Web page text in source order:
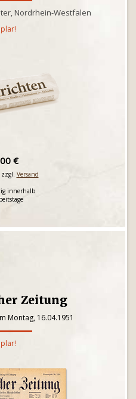
Nordrhein-Westfalen
€
Versand
innerhalb
Zeitung
Montag, 16.04.1951